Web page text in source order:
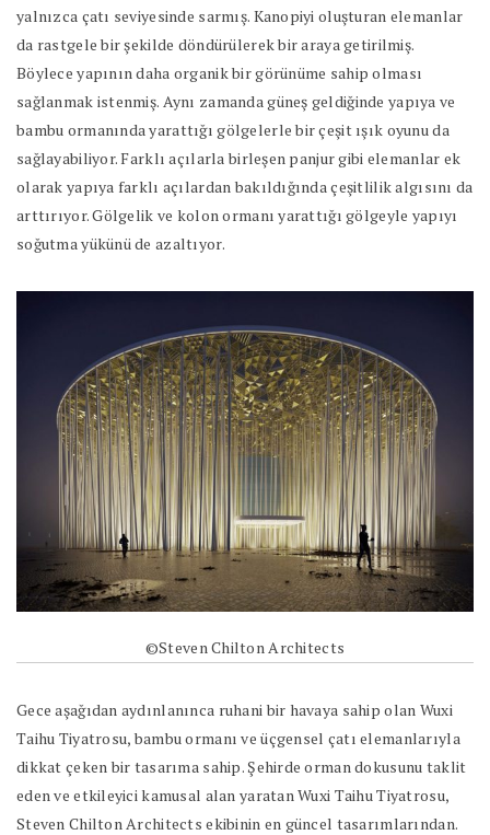
yalnızca çatı seviyesinde sarmış. Kanopiyi oluşturan elemanlar
da rastgele bir şekilde döndürülerek bir araya getirilmiş.
Böylece yapının daha organik bir görünüme sahip olması
sağlanmak istenmiş. Aynı zamanda güneş geldiğinde yapıya ve
bambu ormanında yarattığı gölgelerle bir çeşit ışık oyunu da
sağlayabiliyor. Farklı açılarla birleşen panjur gibi elemanlar ek
olarak yapıya farklı açılardan bakıldığında çeşitlilik algısını da
arttırıyor. Gölgelik ve kolon ormanı yarattığı gölgeyle yapıyı
soğutma yükünü de azaltıyor.
©Steven Chilton Architects
Gece aşağıdan aydınlanınca ruhani bir havaya sahip olan Wuxi
Taihu Tiyatrosu, bambu ormanı ve üçgensel çatı elemanlarıyla
dikkat çeken bir tasarıma sahip. Şehirde orman dokusunu taklit
eden ve etkileyici kamusal alan yaratan Wuxi Taihu Tiyatrosu,
Steven Chilton Architects ekibinin en güncel tasarımlarından.